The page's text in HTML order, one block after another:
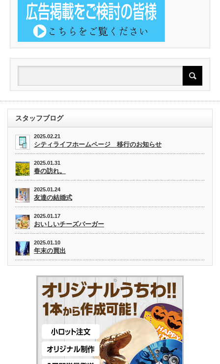
スタッフブログ
2025.02.21
シティライフホームページ 移行のお知らせ
2025.01.31
春の訪れ。
2025.01.24
友達の結婚式
2025.01.17
おいしいチーズバーガー
2025.01.10
年末の買出